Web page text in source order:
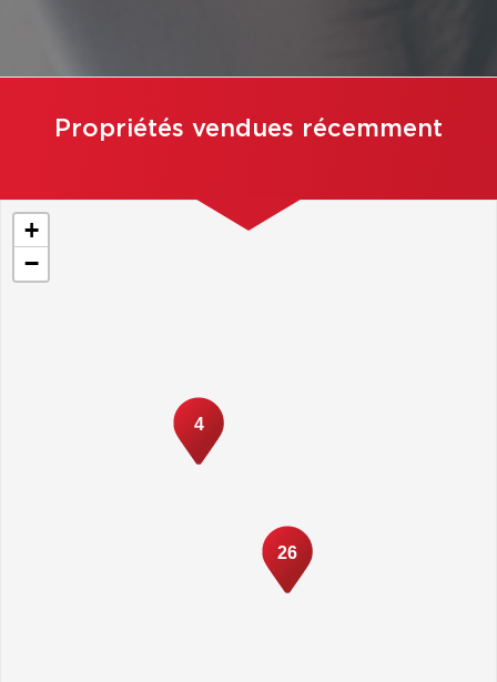
Propriétés vendues récemment
4
26
+
−